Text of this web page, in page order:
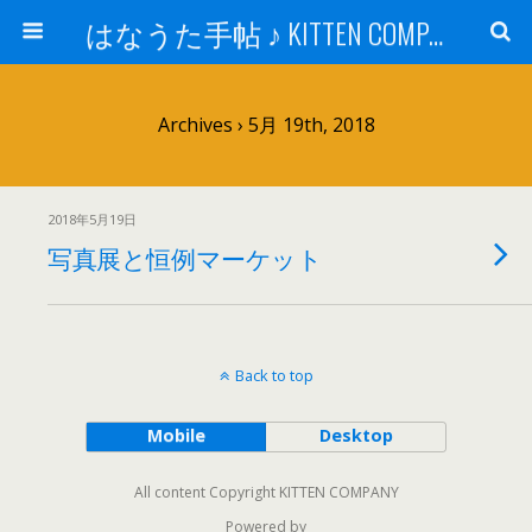
はなうた手帖 ♪ KITTEN COMPANY
Archives › 5月 19th, 2018
2018年5月19日
写真展と恒例マーケット
Back to top
Mobile Desktop
All content Copyright KITTEN COMPANY
Powered by